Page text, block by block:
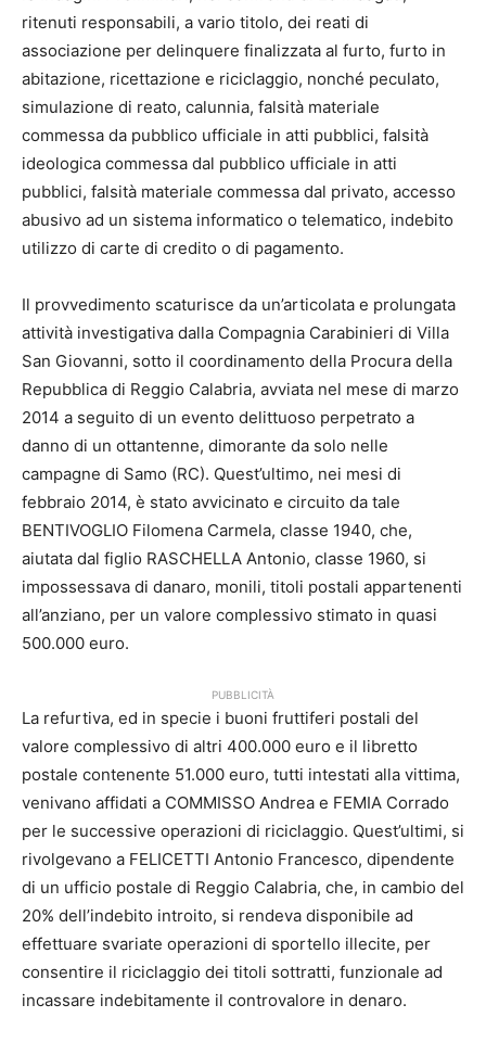
ritenuti responsabili, a vario titolo, dei reati di
associazione per delinquere finalizzata al furto, furto in
abitazione, ricettazione e riciclaggio, nonché peculato,
simulazione di reato, calunnia, falsità materiale
commessa da pubblico ufficiale in atti pubblici, falsità
ideologica commessa dal pubblico ufficiale in atti
pubblici, falsità materiale commessa dal privato, accesso
abusivo ad un sistema informatico o telematico, indebito
utilizzo di carte di credito o di pagamento.
Il provvedimento scaturisce da un’articolata e prolungata
attività investigativa dalla Compagnia Carabinieri di Villa
San Giovanni, sotto il coordinamento della Procura della
Repubblica di Reggio Calabria, avviata nel mese di marzo
2014 a seguito di un evento delittuoso perpetrato a
danno di un ottantenne, dimorante da solo nelle
campagne di Samo (RC). Quest’ultimo, nei mesi di
febbraio 2014, è stato avvicinato e circuito da tale
BENTIVOGLIO Filomena Carmela, classe 1940, che,
aiutata dal figlio RASCHELLA Antonio, classe 1960, si
impossessava di danaro, monili, titoli postali appartenenti
all’anziano, per un valore complessivo stimato in quasi
500.000 euro.
PUBBLICITÀ
La refurtiva, ed in specie i buoni fruttiferi postali del
valore complessivo di altri 400.000 euro e il libretto
postale contenente 51.000 euro, tutti intestati alla vittima,
venivano affidati a COMMISSO Andrea e FEMIA Corrado
per le successive operazioni di riciclaggio. Quest’ultimi, si
rivolgevano a FELICETTI Antonio Francesco, dipendente
di un ufficio postale di Reggio Calabria, che, in cambio del
20% dell’indebito introito, si rendeva disponibile ad
effettuare svariate operazioni di sportello illecite, per
consentire il riciclaggio dei titoli sottratti, funzionale ad
incassare indebitamente il controvalore in denaro.